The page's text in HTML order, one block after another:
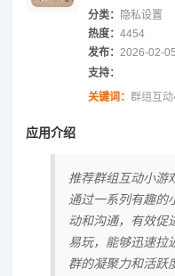
分类： 隐私设置
热度： 4454
发布： 2026-02-
支持：
关键词： 群组互
应用介绍
推荐群组互动小游
通过一系列有趣的
动和沟通，有效促
易玩，能够迅速拉
群的凝聚力和活跃